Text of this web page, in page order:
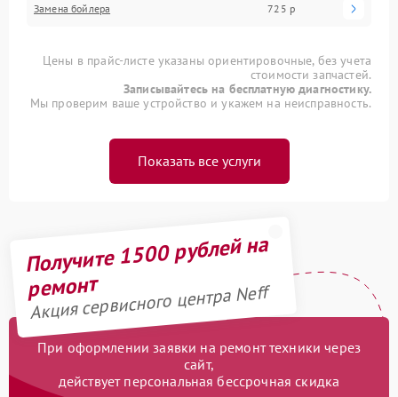
Замена бойлера 725 р
Цены в прайс-листе указаны ориентировочные, без учета
стоимости запчастей.
Записывайтесь на бесплатную диагностику.
Мы проверим ваше устройство и укажем на неисправность.
Показать все услуги
Получите 1500 рублей на
ремонт
Акция сервисного центра Neff
При оформлении заявки на ремонт техники через
сайт,
действует персональная бессрочная скидка